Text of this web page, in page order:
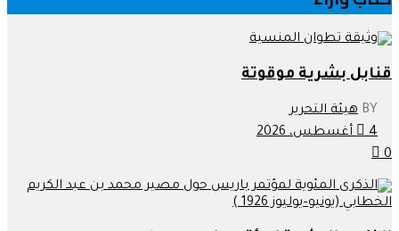
قنابل بشرية موقوتة
BY هيئة التحرير
4 أغسطس، 2026
0